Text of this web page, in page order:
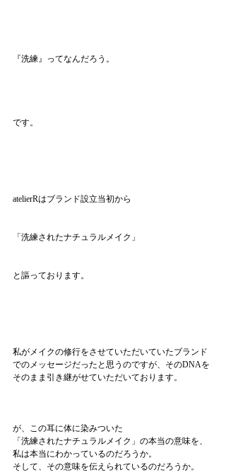
『洗練』ってなんだろう。
です。
atelierRはブランド設立当初から
「洗練されたナチュラルメイク」
と謳っております。
私がメイクの修行をさせていただいていたブランド
でのメッセージだったと思うのですが、そのDNAを
そのまま引き継がせていただいております。
が、この耳に体に染みついた
「洗練されたナチュラルメイク」の本当の意味を、
私は本当にわかっているのだろうか。
そして、その意味を伝えられているのだろうか。